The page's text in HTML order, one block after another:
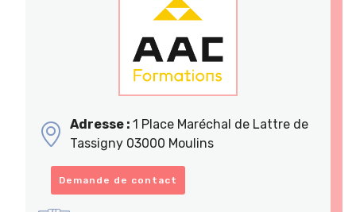
Adresse : 1 Place Maréchal de Lattre de
Tassigny 03000 Moulins
Demande de contact